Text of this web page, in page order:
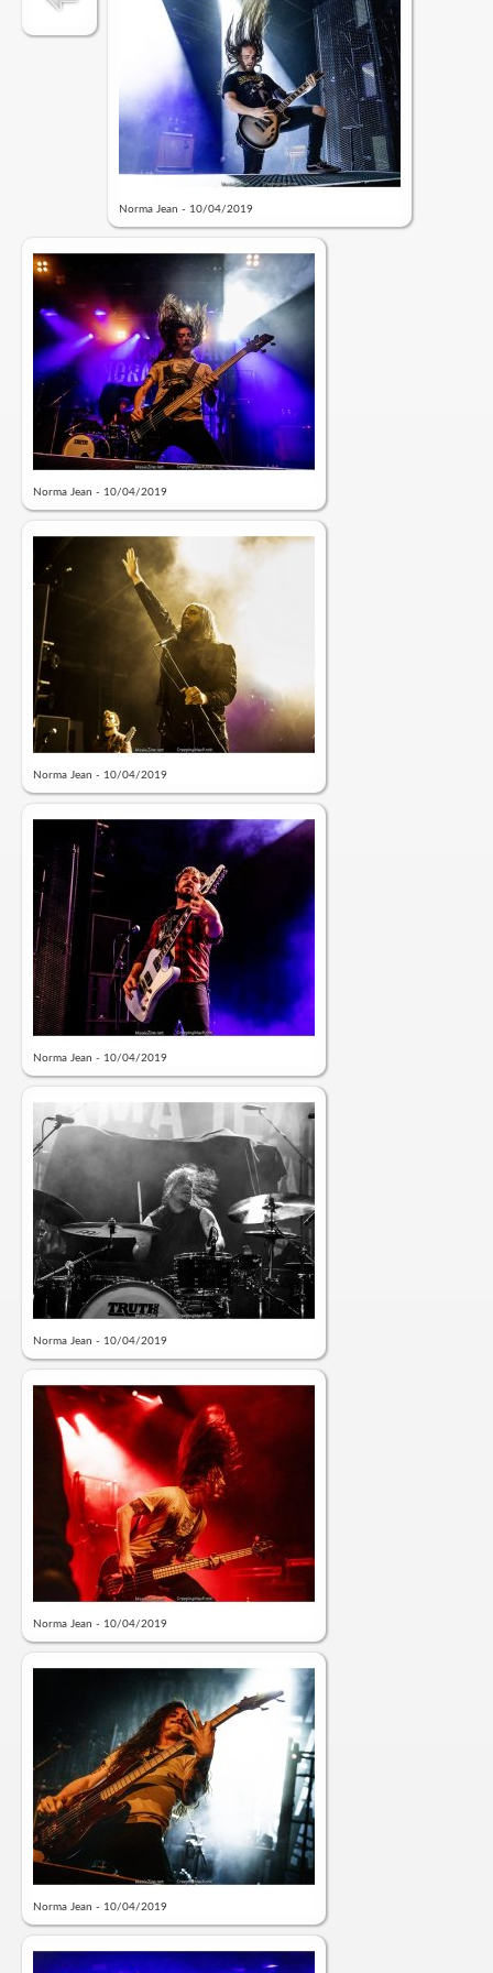
Norma Jean - 10/04/2019
Norma Jean - 10/04/2019
Norma Jean - 10/04/2019
Norma Jean - 10/04/2019
Norma Jean - 10/04/2019
Norma Jean - 10/04/2019
Norma Jean - 10/04/2019